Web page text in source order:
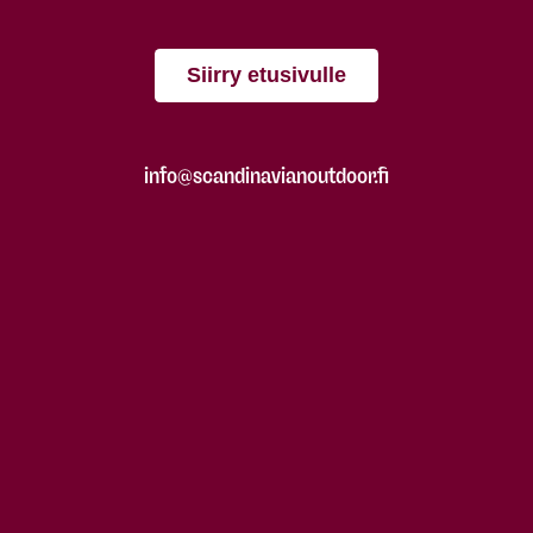
Siirry etusivulle
info@scandinavianoutdoor.fi